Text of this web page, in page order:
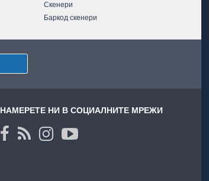
Скенери
Баркод скенери
НАМЕРЕТЕ НИ В СОЦИАЛНИТЕ МРЕЖИ